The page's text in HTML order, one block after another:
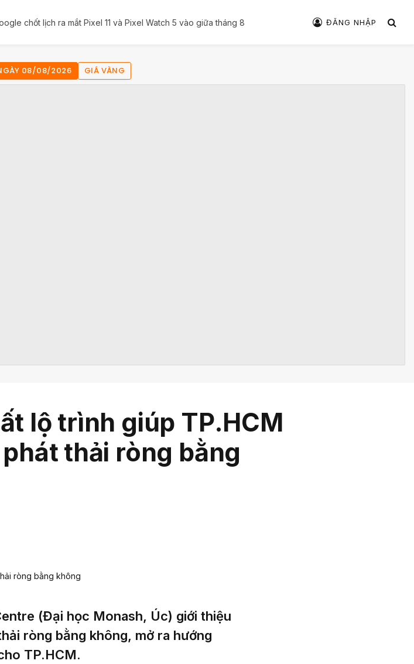
chốt lịch ra mắt Pixel 11 và Pixel Watch 5 vào giữa tháng 8 ĐĂNG NHẬP
08/08/2026 GIÁ VÀNG
lộ trình giúp TP.HCM
thải ròng bằng
(Đại học Monash, Úc) giới thiệu
ròng bằng không, mở ra hướng
TP.HCM.